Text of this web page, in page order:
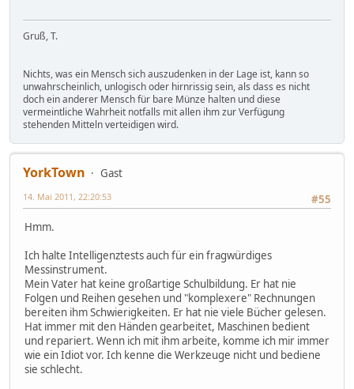
Gruß, T.
Nichts, was ein Mensch sich auszudenken in der Lage ist, kann so
unwahrscheinlich, unlogisch oder hirnrissig sein, als dass es nicht
doch ein anderer Mensch für bare Münze halten und diese
vermeintliche Wahrheit notfalls mit allen ihm zur Verfügung
stehenden Mitteln verteidigen wird.
YorkTown
Gast
#55
14. Mai 2011, 22:20:53
Hmm.
Ich halte Intelligenztests auch für ein fragwürdiges
Messinstrument.
Mein Vater hat keine großartige Schulbildung. Er hat nie
Folgen und Reihen gesehen und "komplexere" Rechnungen
bereiten ihm Schwierigkeiten. Er hat nie viele Bücher gelesen.
Hat immer mit den Händen gearbeitet, Maschinen bedient
und repariert. Wenn ich mit ihm arbeite, komme ich mir immer
wie ein Idiot vor. Ich kenne die Werkzeuge nicht und bediene
sie schlecht.